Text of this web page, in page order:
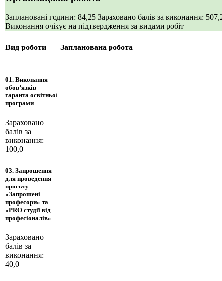
Заплановані години: 84,25 Зараховано балів за виконання:
Виконання очікує на підтвердження за видами робіт
Вид роботи Запланована робота
01. Виконання
обов’язків
гаранта освітньої
програми
Зараховано
балів за
виконання:
100,0
—
03. Запрошення
для проведення
проєкту
«Запрошені
професори» та
«PRO студії від
професіоналів»
Зараховано
балів за
виконання:
40,0
—